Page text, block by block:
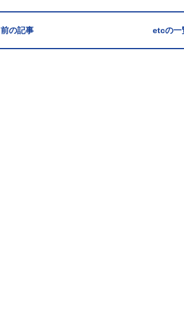
前の記事 etcの一